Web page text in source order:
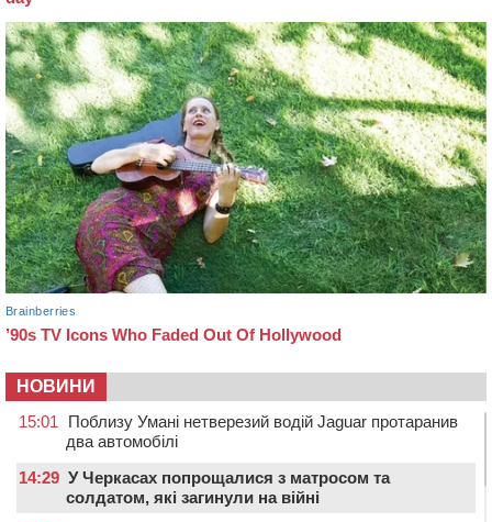
НОВИНИ
15:01
Поблизу Умані нетверезий водій Jaguar протаранив
два автомобілі
14:29 У Черкасах попрощалися з матросом та
солдатом, які загинули на війні